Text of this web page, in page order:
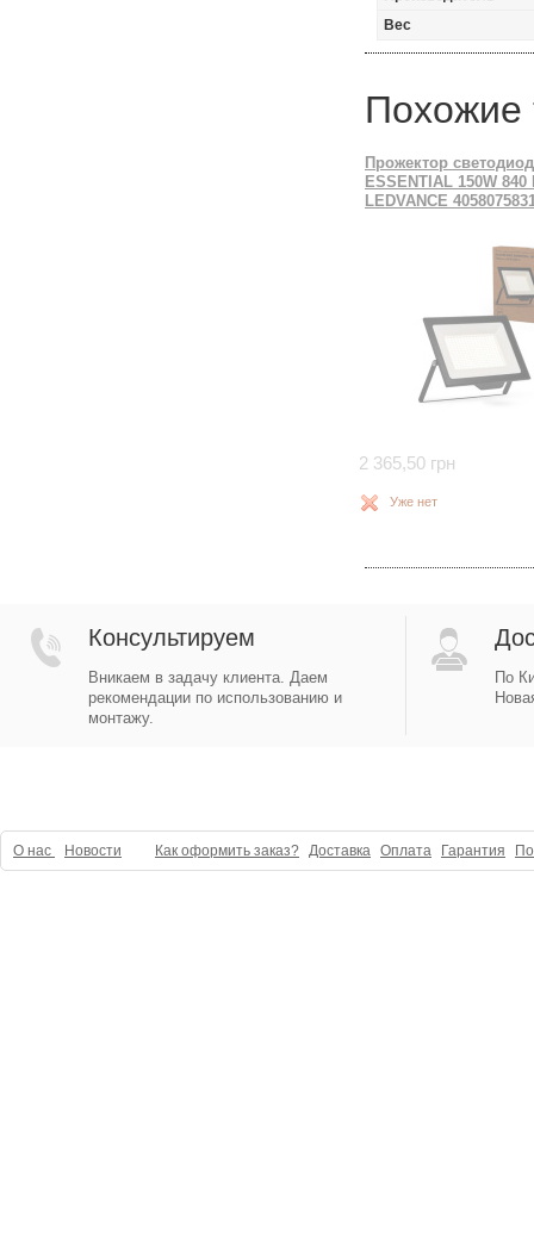
Вес
Похожие
Прожектор
ESSENTIAL 150W 840
LEDVANCE
2 365,50 грн
Уже нет
Консультируем
Вникаем в задачу клиента. Даем
рекомендации по использованию и
монтажу.
По
О нас Новости Как оформить заказ? Доставка Оплата Гарантия